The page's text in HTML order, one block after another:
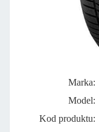
Marka:
Model:
Kod produktu: